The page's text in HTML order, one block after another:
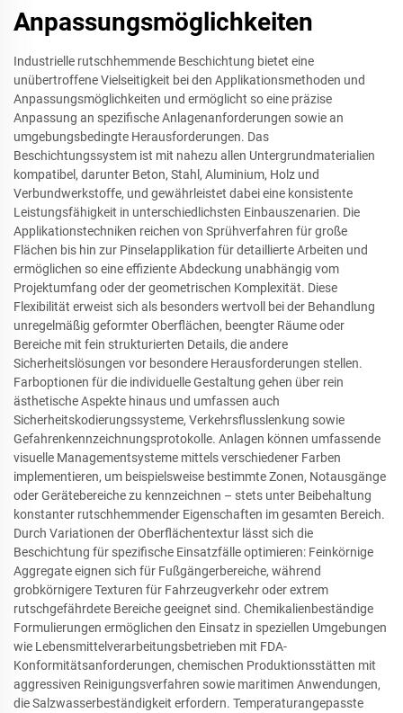
Anpassungsmöglichkeiten
Industrielle rutschhemmende Beschichtung bietet eine
unübertroffene Vielseitigkeit bei den Applikationsmethoden und
Anpassungsmöglichkeiten und ermöglicht so eine präzise
Anpassung an spezifische Anlagenanforderungen sowie an
umgebungsbedingte Herausforderungen. Das
Beschichtungssystem ist mit nahezu allen Untergrundmaterialien
kompatibel, darunter Beton, Stahl, Aluminium, Holz und
Verbundwerkstoffe, und gewährleistet dabei eine konsistente
Leistungsfähigkeit in unterschiedlichsten Einbauszenarien. Die
Applikationstechniken reichen von Sprühverfahren für große
Flächen bis hin zur Pinselapplikation für detaillierte Arbeiten und
ermöglichen so eine effiziente Abdeckung unabhängig vom
Projektumfang oder der geometrischen Komplexität. Diese
Flexibilität erweist sich als besonders wertvoll bei der Behandlung
unregelmäßig geformter Oberflächen, beengter Räume oder
Bereiche mit fein strukturierten Details, die andere
Sicherheitslösungen vor besondere Herausforderungen stellen.
Farboptionen für die individuelle Gestaltung gehen über rein
ästhetische Aspekte hinaus und umfassen auch
Sicherheitskodierungssysteme, Verkehrsflusslenkung sowie
Gefahrenkennzeichnungsprotokolle. Anlagen können umfassende
visuelle Managementsysteme mittels verschiedener Farben
implementieren, um beispielsweise bestimmte Zonen, Notausgänge
oder Gerätebereiche zu kennzeichnen – stets unter Beibehaltung
konstanter rutschhemmender Eigenschaften im gesamten Bereich.
Durch Variationen der Oberflächentextur lässt sich die
Beschichtung für spezifische Einsatzfälle optimieren: Feinkörnige
Aggregate eignen sich für Fußgängerbereiche, während
grobkörnigere Texturen für Fahrzeugverkehr oder extrem
rutschgefährdete Bereiche geeignet sind. Chemikalienbeständige
Formulierungen ermöglichen den Einsatz in speziellen Umgebungen
wie Lebensmittelverarbeitungsbetrieben mit FDA-
Konformitätsanforderungen, chemischen Produktionsstätten mit
aggressiven Reinigungsverfahren sowie maritimen Anwendungen,
die Salzwasserbeständigkeit erfordern. Temperaturangepasste